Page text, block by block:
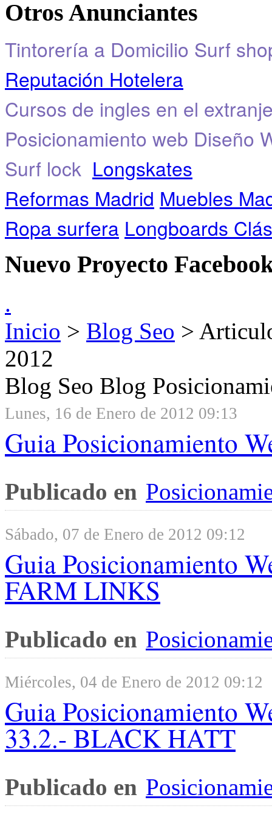
Otros Anunciantes
Tintorería a Domicilio Surf
Reputación Hotelera
Cursos de ingles en el
Posicionamiento web Diseño
Surf lock Longskates
Reformas Madrid Muebles
Ropa surfera Longboards
Nuevo Proyecto
.
Inicio > Blog Seo >
2012
Blog Seo Blog
Lunes, 16 de Enero de 2012 09:13
Guia Posicionamiento
Publicado en
Sábado, 07 de Enero de 2012 09:12
Guia Posicionamiento
FARM LINKS
Publicado en
Miércoles, 04 de Enero de 2012 09:12
Guia Posicionamiento
33.2.- BLACK HATT
Publicado en